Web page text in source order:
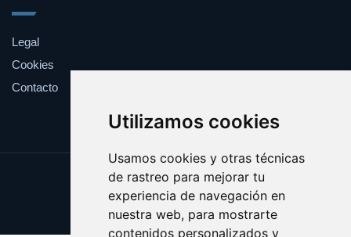
Utilizamos cookies
Usamos cookies y otras técnicas
de rastreo para mejorar tu
experiencia de navegación en
nuestra web, para mostrarte
contenidos personalizados y
Legal
Cookies
Contacto
Update cookies preferences
Copyright © 2025 cortapelos.es